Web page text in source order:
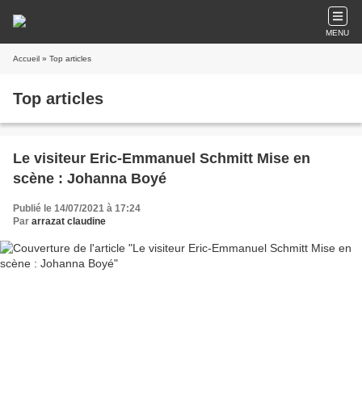
MENU
Accueil » Top articles
Top articles
Le visiteur Eric-Emmanuel Schmitt Mise en
scène : Johanna Boyé
Publié le 14/07/2021 à 17:24
Par arrazat claudine